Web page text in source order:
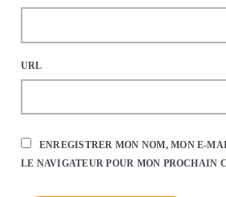
URL
ENREGISTRER MON NOM, MON E-
LE NAVIGATEUR POUR MON PROCHAIN